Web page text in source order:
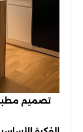
تصميم مطبخ